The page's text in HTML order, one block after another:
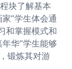
块了解基本
”学生体会通
和掌握模式和
华”学生能够
锻炼其对游